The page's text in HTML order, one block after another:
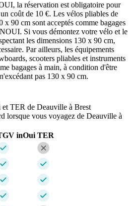
la réservation est obligatoire pour
coût de 10 €. Les vélos pliables de
x 90 cm sont acceptés comme bagages
Si vous démontez votre vélo et le
les dimensions 130 x 90 cm,
Par ailleurs, les équipements
scooters pliables et instruments
bagages à main, à condition d'être
pas 130 x 90 cm.
TER de Deauville à Brest
lorsque vous voyagez de Deauville à
inOui TER